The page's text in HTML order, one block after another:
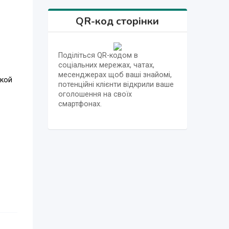
QR-код сторінки
Поділіться QR-кодом в
соціальних мережах, чатах,
месенджерах щоб ваші знайомі,
потенційні клієнти відкрили ваше
оголошення на своїх
смартфонах.